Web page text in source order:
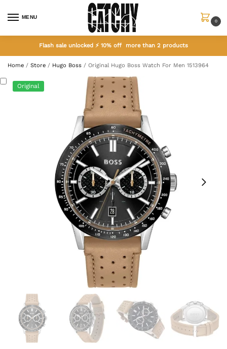
MENU
0
Flash sale unlocked ⚡ 10% off more than 2 products
Home / Store / Hugo Boss / Original Hugo Boss Watch For Men 1513964
Original